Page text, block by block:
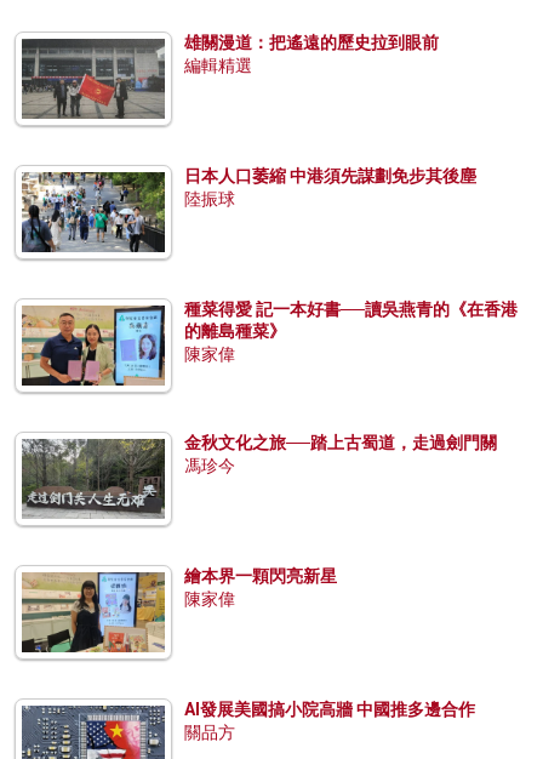
雄關漫道：把遙遠的歷史拉到眼前
編輯精選
日本人口萎縮 中港須先謀劃免步其後塵
陸振球
種菜得愛 記一本好書──讀吳燕青的《在香港
的離島種菜》
陳家偉
金秋文化之旅──踏上古蜀道，走過劍門關
馮珍今
繪本界一顆閃亮新星
陳家偉
AI發展美國搞小院高牆 中國推多邊合作
關品方